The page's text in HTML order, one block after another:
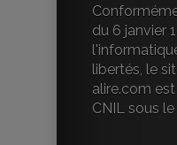
du 6 janvier
libertés, le
alire.com
CNIL sous le